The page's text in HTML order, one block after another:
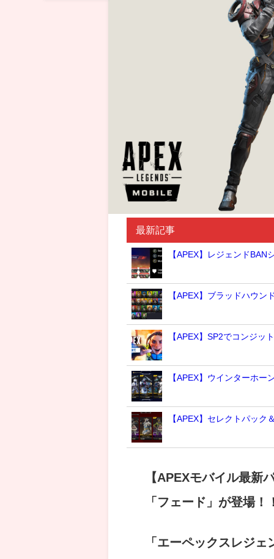
最新記事
【APEX】レジェンドBAN
【APEX】ブラッドハウ
【APEX】SP2でコンジッ
【APEX】ウインターホ
【APEX】セレクトパック
【APEXモバイル最新
「フェード」が登場
「エーペックスレジ